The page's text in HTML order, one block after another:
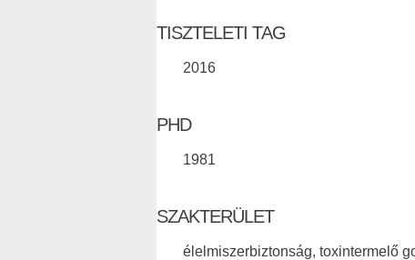
TISZTELETI TAG
2016
PHD
1981
SZAKTERÜLET
élelmiszerbiztonság, toxintermelő